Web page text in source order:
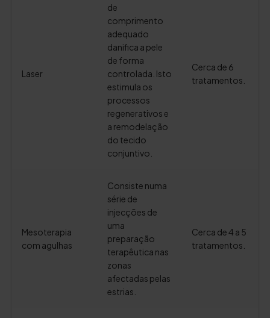
Laser
de
comprimento
adequado
danifica a pele
de forma
controlada. Isto
estimula os
processos
regenerativos e
a remodelação
do tecido
conjuntivo.
Cerca de 6
tratamentos.
Mesoterapia
com agulhas
Consiste numa
série de
injecções de
uma
preparação
terapêutica nas
zonas
afectadas pelas
estrias.
Cerca de 4 a 5
tratamentos.